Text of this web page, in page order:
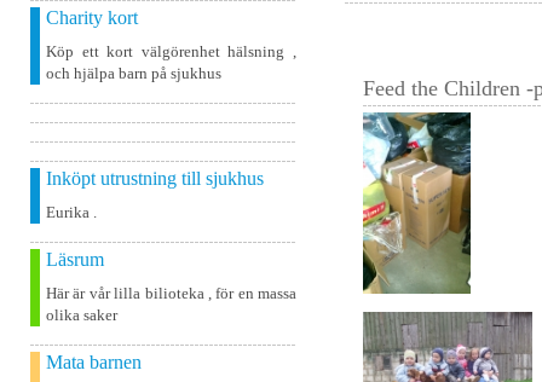
Charity kort
Köp ett kort välgörenhet hälsning ,
och hjälpa barn på sjukhus
Inköpt utrustning till sjukhus
Eurika .
Läsrum
Här är vår lilla bilioteka , för en massa
olika saker
Mata barnen
Feed the Children -